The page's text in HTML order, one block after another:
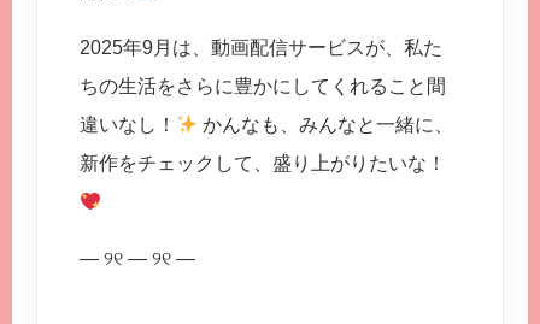
2025年9月は、動画配信サービスが、私た
ちの生活をさらに豊かにしてくれること間
違いなし！
かんなも、みんなと一緒に、
新作をチェックして、盛り上がりたいな！
— ୨୧ — ୨୧ —